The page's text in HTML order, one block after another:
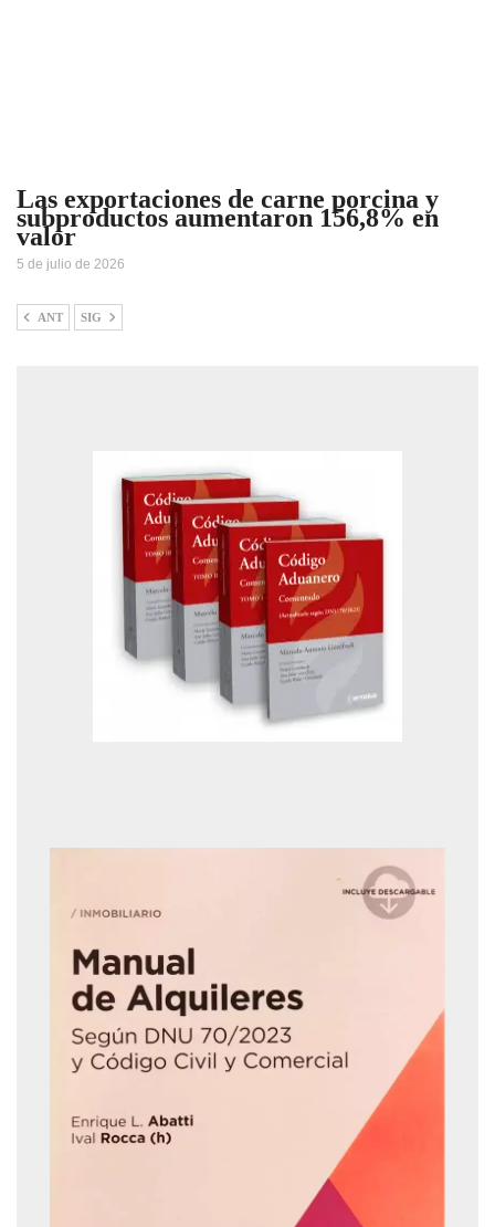
Las exportaciones de carne porcina y
subproductos aumentaron 156,8% en
valor
5 de julio de 2026
ANT SIG